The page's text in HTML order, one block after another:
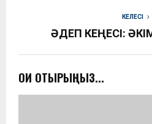
КЕЛЕСІ
ӘДЕП КЕҢЕСІ:
ОҚИ ОТЫРЫҢЫЗ...